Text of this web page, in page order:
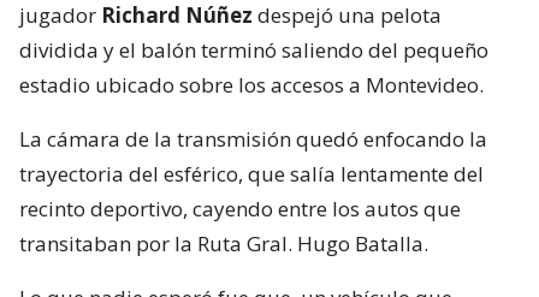
jugador Richard Núñez despejó una pelota
dividida y el balón terminó saliendo del pequeño
estadio ubicado sobre los accesos a Montevideo.
La cámara de la transmisión quedó enfocando la
trayectoria del esférico, que salía lentamente del
recinto deportivo, cayendo entre los autos que
transitaban por la Ruta Gral. Hugo Batalla.